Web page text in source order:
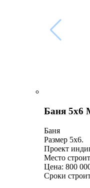
Баня 5х6
Баня
Размер 5х6.
Проект
Место
Цена: 800
Сроки